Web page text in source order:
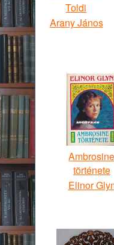
Toldi
Arany János
Ambrosine
története
Elinor